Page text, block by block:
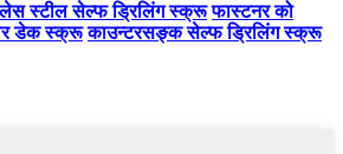
स्टील सेल्फ ड्रिलिंग स्क्रू फास्टनर को
डेक स्क्रू काउन्टरसङ्क सेल्फ ड्रिलिंग स्क्रू